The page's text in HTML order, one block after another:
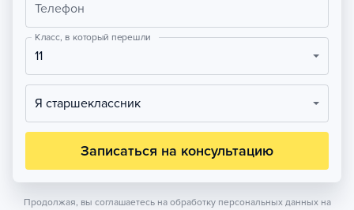
Телефон
Класс, в который перешли
11
Я старшеклассник
Записаться на консультацию
Продолжая, вы соглашаетесь на обработку персональных данных на